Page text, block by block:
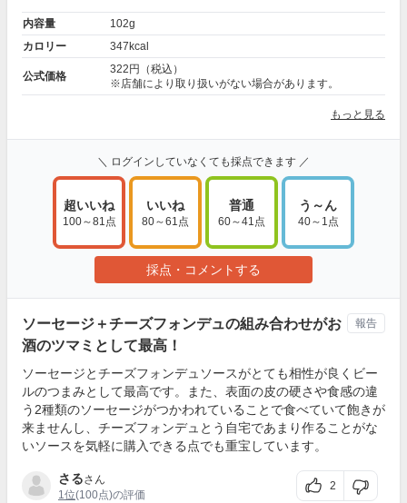
内容量
102g
カロリー
347kcal
公式価格
322円（税込）
※店舗により取り扱いがない場合があります。
もっと見る
＼ ログインしていなくても採点できます ／
超いいね
100～81点
いいね
80～61点
普通
60～41点
う～ん
40～1点
採点・コメントする
ソーセージ＋チーズフォンデュの組み合わせがお
酒のツマミとして最高！
ソーセージとチーズフォンデュソースがとても相性が良くビー
ルのつまみとして最高です。また、表面の皮の硬さや食感の違
う2種類のソーセージがつかわれていることで食べていて飽きが
来ませんし、チーズフォンデュとう自宅であまり作ることがな
いソースを気軽に購入できる点でも重宝しています。
さるさん
1位(100点)の評価
2
報告